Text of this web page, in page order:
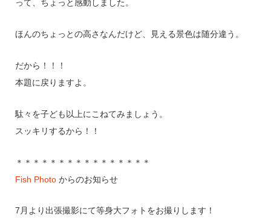
って、ちょっと感動しました。
ほんのちょっとの高さなんだけど、見える景色は随分違う。
だから！！！
本題に戻りますよ。
駄々を子ども以上にこねてみましょう。
スッキリするから！！
＊＊＊＊＊＊＊＊＊＊＊＊＊＊＊＊
Fish Photoからのお知らせ
7月より出張撮影にて等身大フォトをお撮りします！